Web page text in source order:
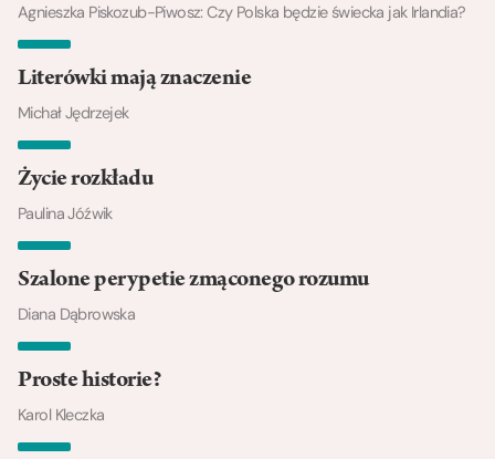
Agnieszka Piskozub-Piwosz: Czy Polska będzie świecka jak Irlandia?
Literówki mają znaczenie
Michał Jędrzejek
Życie rozkładu
Paulina Jóźwik
Szalone perypetie zmąconego rozumu
Diana Dąbrowska
Proste historie?
Karol Kleczka